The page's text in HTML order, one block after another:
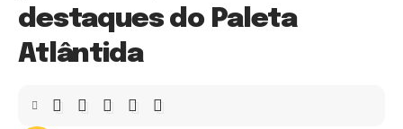
destaques do Paleta
Atlântida